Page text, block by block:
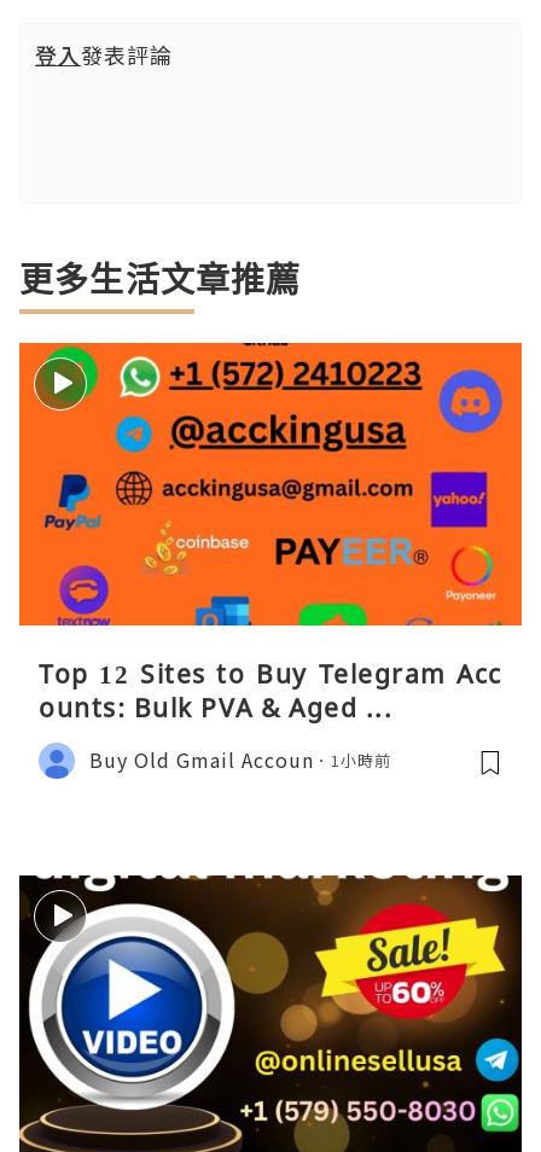
登入發表評論
更多生活文章推薦
Top 12 Sites to Buy Telegram Acc
ounts: Bulk PVA & Aged ...
Buy Old Gmail Accoun 1小時前